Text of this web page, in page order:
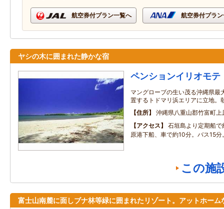
航空券付プラン一覧へ 航空券付プラ
ヤシの木に囲まれた静かな宿
ペンションイリオモテ
マングローブの生い茂る沖縄県最
置するトドマリ浜エリアに立地。
住所
沖縄県八重山郡竹富町上
アクセス
石垣島より定期船
原港下船、車で約10分。バス15分
この施
富士山南麓に面しブナ林等緑に囲まれたリゾート。アットホーム